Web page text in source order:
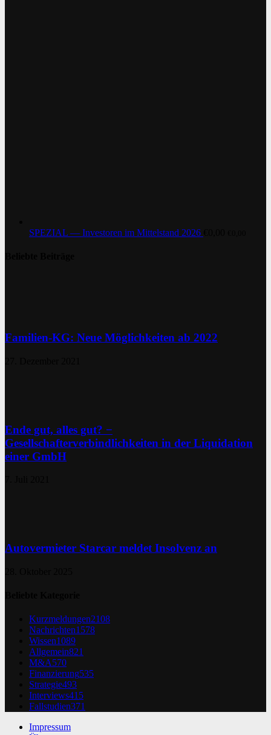
SPEZIAL — Investoren im Mittelstand 2026
Familien-KG: Neue Möglichkeiten ab 2022
Ende gut, alles gut? −
Gesellschafterverbindlichkeiten in der Liquidation
einer GmbH
Autovermieter Starcar meldet Insolvenz an
Kurzmeldungen2108
Nachrichten1578
Wissen1089
Allgemein821
M&A570
Finanzierung535
Strategie493
Interviews415
Fallstudien371
Impressum